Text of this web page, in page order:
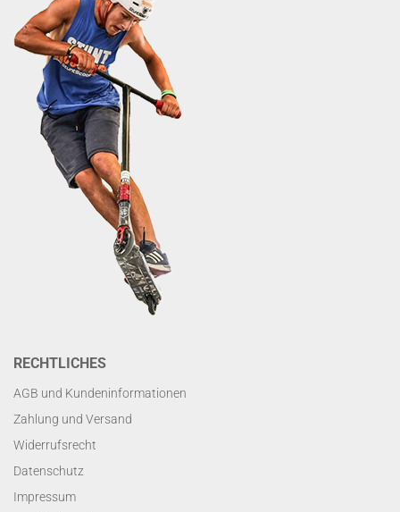
RECHTLICHES
AGB und Kundeninformationen
Zahlung und Versand
Widerrufsrecht
Datenschutz
Impressum